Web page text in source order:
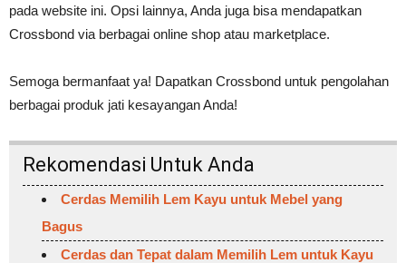
pada website ini. Opsi lainnya, Anda juga bisa mendapatkan
Crossbond via berbagai online shop atau marketplace.
Semoga bermanfaat ya! Dapatkan Crossbond untuk pengolahan
berbagai produk jati kesayangan Anda!
Rekomendasi Untuk Anda
Cerdas Memilih Lem Kayu untuk Mebel yang
Bagus
Cerdas dan Tepat dalam Memilih Lem untuk Kayu